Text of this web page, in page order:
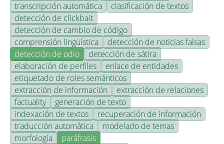
transcripción automática
clasificación de textos
detección de clickbait
detección de cambio de código
comprensión lingüística
detección de noticias falsas
detección de odio
detección de sátira
elaboración de perfiles
enlace de entidades
etiquetado de roles semánticos
extracción de información
extracción de relaciones
factuality
generación de texto
indexación de textos
recuperación de información
traducción automática
modelado de temas
morfología
paráfrasis